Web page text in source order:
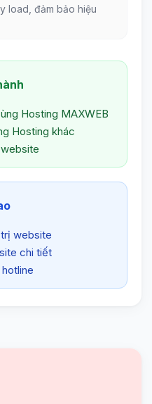
load, đảm bảo hiệu
Hosting MAXWEB
Hosting khác
website
chi tiết